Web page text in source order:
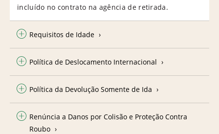
incluído no contrato na agência de retirada.
Requisitos de Idade
Política de Deslocamento Internacional
Política da Devolução Somente de Ida
Renúncia a Danos por Colisão e Proteção Contra
Roubo